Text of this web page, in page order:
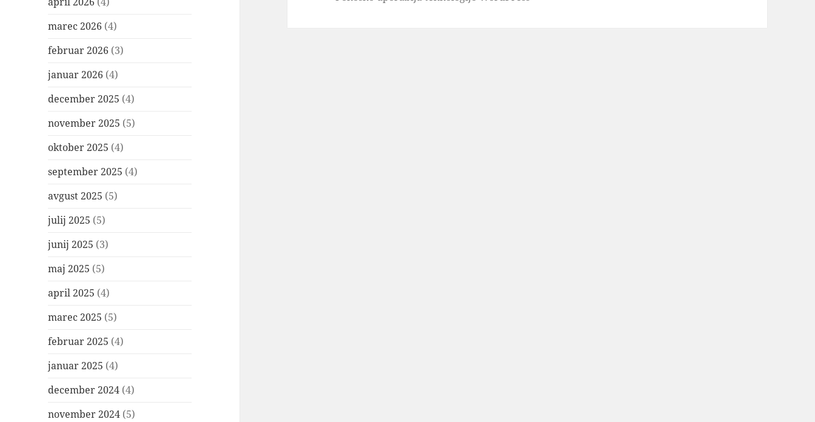
marec 2026 (4)
februar 2026 (3)
januar 2026 (4)
december 2025 (4)
november 2025 (5)
oktober 2025 (4)
september 2025 (4)
avgust 2025 (5)
julij 2025 (5)
junij 2025 (3)
maj 2025 (5)
april 2025 (4)
marec 2025 (5)
februar 2025 (4)
januar 2025 (4)
december 2024 (4)
november 2024 (5)